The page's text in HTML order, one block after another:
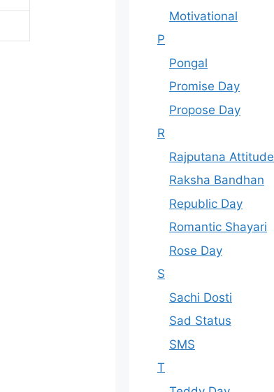
Motivational
P
Pongal
Promise Day
Propose Day
R
Rajputana Attitude
Raksha Bandhan
Republic Day
Romantic Shayari
Rose Day
S
Sachi Dosti
Sad Status
SMS
T